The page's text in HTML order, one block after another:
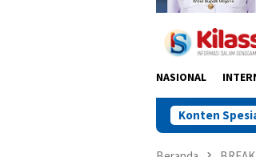
NASIONAL
Konten
Transformasi